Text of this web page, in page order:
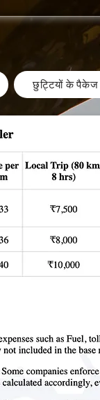
छुट्टियों के पैकेज